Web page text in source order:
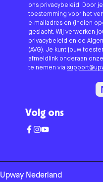
ons privacybeleid. Door
toestemming voor het
e-mailadres en (indien
geslacht. Wij verwerken
privacybeleid en de
(AVG). Je kunt jouw
afmeldlink onderaan
te nemen via
Volg ons
Upway Nederland